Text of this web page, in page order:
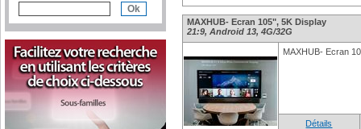
MAXHUB- Ecran 105", 5K Display
21:9, Android 13, 4G/32G
MAXHUB- Ecran
Détails